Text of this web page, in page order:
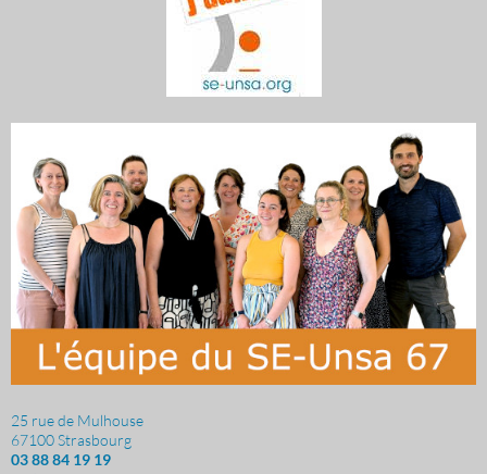
25 rue de Mulhouse
67100 Strasbourg
03 88 84 19 19